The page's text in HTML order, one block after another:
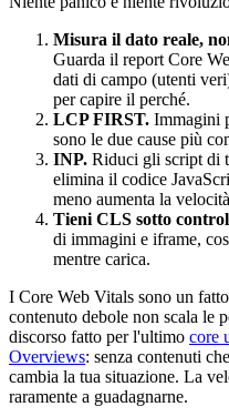
Misura il dato reale,
Guarda il report Core
dati di campo (utenti
per capire il perché.
LCP FIRST. Immagini
sono le due cause più
INP. Riduci gli script di
elimina il codice
meno aumenta la
Tieni CLS sotto
di immagini e iframe,
mentre carica.
I Core Web Vitals sono un
contenuto debole non scala le
discorso fatto per l'ultimo core
Overviews: senza contenuti
cambia la tua situazione. La
raramente a guadagnarne.